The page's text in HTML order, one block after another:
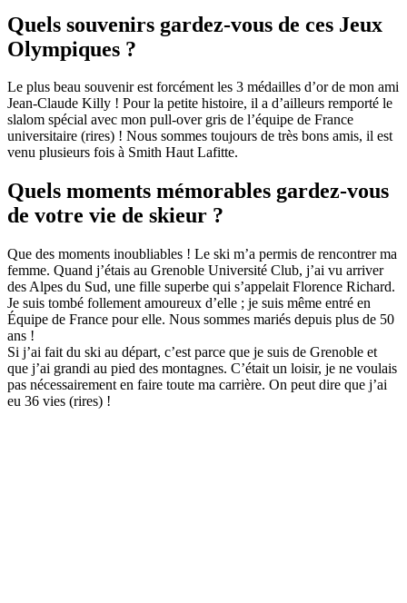
Quels souvenirs gardez-vous de ces Jeux
Olympiques ?
Le plus beau souvenir est forcément les 3 médailles d’or de mon ami
Jean-Claude Killy ! Pour la petite histoire, il a d’ailleurs remporté le
slalom spécial avec mon pull-over gris de l’équipe de France
universitaire (rires) ! Nous sommes toujours de très bons amis, il est
venu plusieurs fois à Smith Haut Lafitte.
Quels moments mémorables gardez-vous
de votre vie de skieur ?
Que des moments inoubliables ! Le ski m’a permis de rencontrer ma
femme. Quand j’étais au Grenoble Université Club, j’ai vu arriver
des Alpes du Sud, une fille superbe qui s’appelait Florence Richard.
Je suis tombé follement amoureux d’elle ; je suis même entré en
Équipe de France pour elle. Nous sommes mariés depuis plus de 50
ans !
Si j’ai fait du ski au départ, c’est parce que je suis de Grenoble et
que j’ai grandi au pied des montagnes. C’était un loisir, je ne voulais
pas nécessairement en faire toute ma carrière. On peut dire que j’ai
eu 36 vies (rires) !